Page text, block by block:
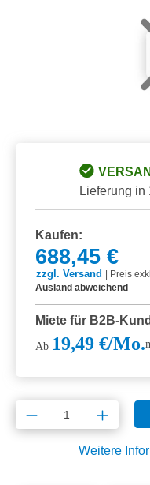
Lieferung in
Kaufen:
688,45 €
zzgl. Versand
Preis
Ausland abweichend
Miete für B2B-
Ab 19,49 €/Mo.
Produkt Anzahl:
Weitere